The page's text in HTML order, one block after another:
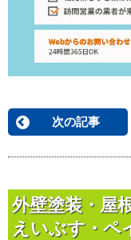
次の記事
外壁塗装・屋
えいぶす・ペ